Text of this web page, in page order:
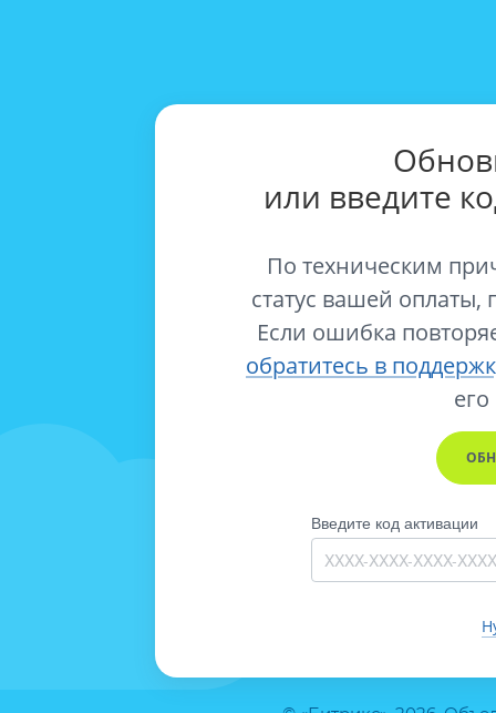
или введите
По техническим
статус вашей оплаты,
Если ошибка
обратитесь в
его
Введите код активации